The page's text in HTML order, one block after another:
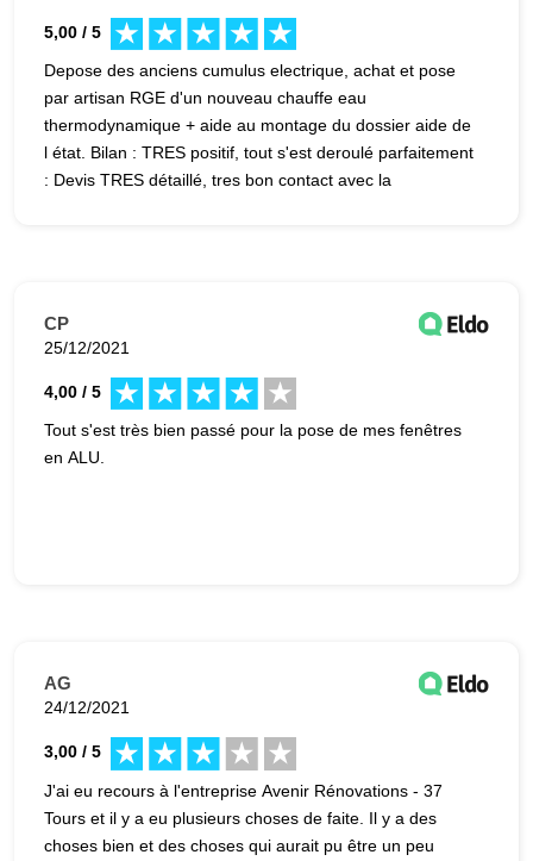
5,00 / 5
Depose des anciens cumulus electrique, achat et pose
par artisan RGE d'un nouveau chauffe eau
thermodynamique + aide au montage du dossier aide de
l état. Bilan : TRES positif, tout s'est deroulé parfaitement
: Devis TRES détaillé, tres bon contact avec la
CP
25/12/2021
4,00 / 5
Tout s'est très bien passé pour la pose de mes fenêtres
en ALU.
AG
24/12/2021
3,00 / 5
J'ai eu recours à l'entreprise Avenir Rénovations - 37
Tours et il y a eu plusieurs choses de faite. Il y a des
choses bien et des choses qui aurait pu être un peu